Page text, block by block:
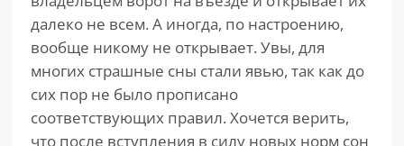
далеко не всем. А иногда, по настроению,
вообще никому не открывает. Увы, для
многих страшные сны стали явью, так как до
сих пор не было прописано
соответствующих правил. Хочется верить,
что после вступления в силу новых норм сон